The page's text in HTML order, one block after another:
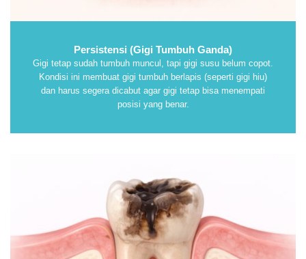
Persistensi (Gigi Tumbuh Ganda)
Gigi tetap sudah tumbuh muncul, tapi gigi susu belum copot.
Kondisi ini membuat gigi tumbuh berlapis (seperti gigi hiu)
dan harus segera dicabut agar gigi tetap bisa menempati
posisi yang benar.